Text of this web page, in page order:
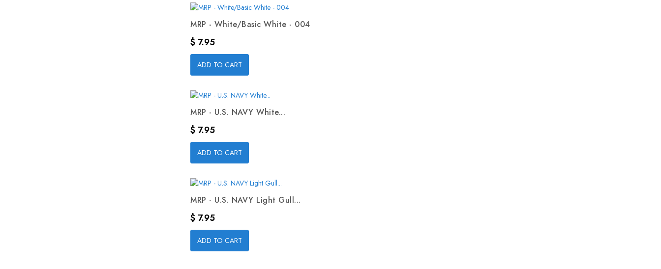
MRP - White/Basic White - 004
Precio
$ 7.95
ADD TO CART
MRP - U.S. NAVY White...
Precio
$ 7.95
ADD TO CART
MRP - U.S. NAVY Light Gull...
Precio
$ 7.95
ADD TO CART